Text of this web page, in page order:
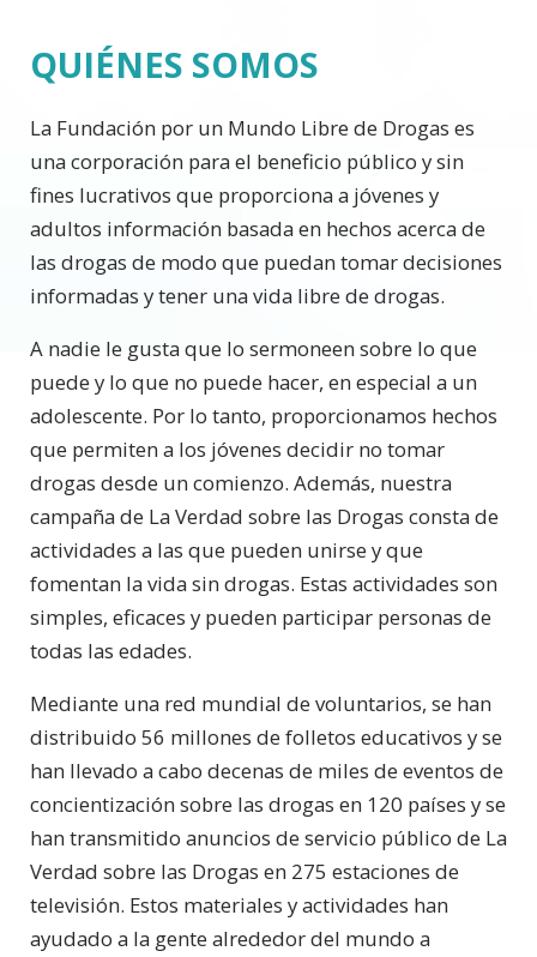
QUIÉNES SOMOS
La Fundación por un Mundo Libre de Drogas es
una corporación para el beneficio público y sin
fines lucrativos que proporciona a jóvenes y
adultos información basada en hechos acerca de
las drogas de modo que puedan tomar decisiones
informadas y tener una vida libre de drogas.
A nadie le gusta que lo sermoneen sobre lo que
puede y lo que no puede hacer, en especial a un
adolescente. Por lo tanto, proporcionamos hechos
que permiten a los jóvenes decidir no tomar
drogas desde un comienzo. Además, nuestra
campaña de La Verdad sobre las Drogas consta de
actividades a las que pueden unirse y que
fomentan la vida sin drogas. Estas actividades son
simples, eficaces y pueden participar personas de
todas las edades.
Mediante una red mundial de voluntarios, se han
distribuido 56 millones de folletos educativos y se
han llevado a cabo decenas de miles de eventos de
concientización sobre las drogas en 120 países y se
han transmitido anuncios de servicio público de La
Verdad sobre las Drogas en 275 estaciones de
televisión. Estos materiales y actividades han
ayudado a la gente alrededor del mundo a